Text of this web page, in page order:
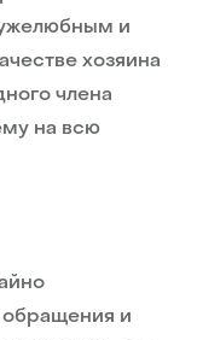
и
хозяина
члена
на всю
обращения и